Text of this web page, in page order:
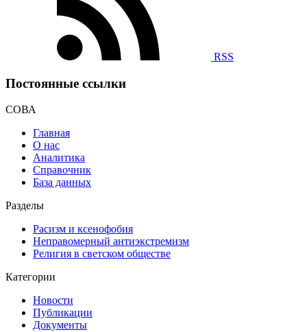
RSS
Постоянные ссылки
СОВА
Главная
О нас
Аналитика
Справочник
База данных
Разделы
Расизм и ксенофобия
Неправомерный антиэкстремизм
Религия в светском обществе
Категории
Новости
Публикации
Документы